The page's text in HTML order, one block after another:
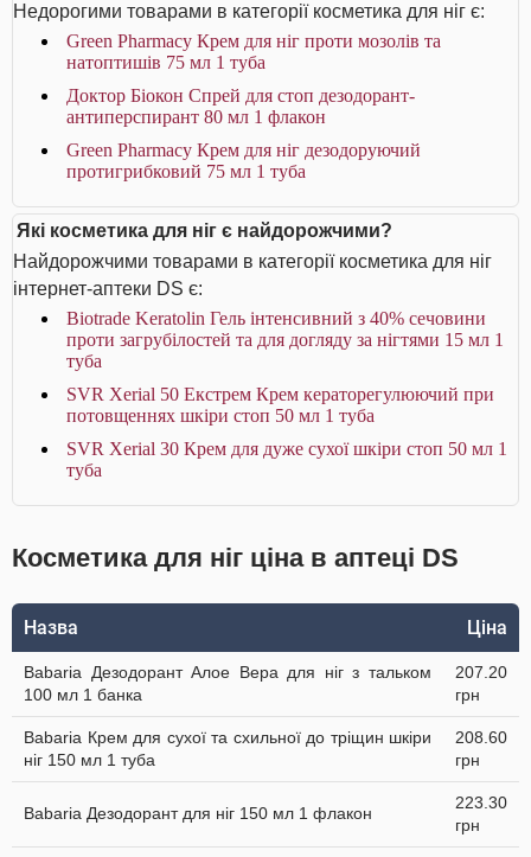
Недорогими товарами в категорії косметика для ніг є:
Green Pharmacy Крем для ніг проти мозолів та
натоптишів 75 мл 1 туба
Доктор Біокон Спрей для стоп дезодорант-
антиперспирант 80 мл 1 флакон
Green Pharmacy Крем для ніг дезодоруючий
протигрибковий 75 мл 1 туба
Які косметика для ніг є найдорожчими?
Найдорожчими товарами в категорії косметика для ніг
інтернет-аптеки DS є:
Biotrade Keratolin Гель інтенсивний з 40% сечовини
проти загрубілостей та для догляду за нігтями 15 мл 1
туба
SVR Xerial 50 Екстрем Крем кераторегулюючий при
потовщеннях шкіри стоп 50 мл 1 туба
SVR Xerial 30 Крем для дуже сухої шкіри стоп 50 мл 1
туба
Косметика для ніг ціна в аптеці DS
Назва Ціна
Babaria Дезодорант Алое Вера для ніг з тальком
100 мл 1 банка
207.20
грн
Babaria Крем для сухої та схильної до тріщин шкіри
ніг 150 мл 1 туба
208.60
грн
Babaria Дезодорант для ніг 150 мл 1 флакон
223.30
грн